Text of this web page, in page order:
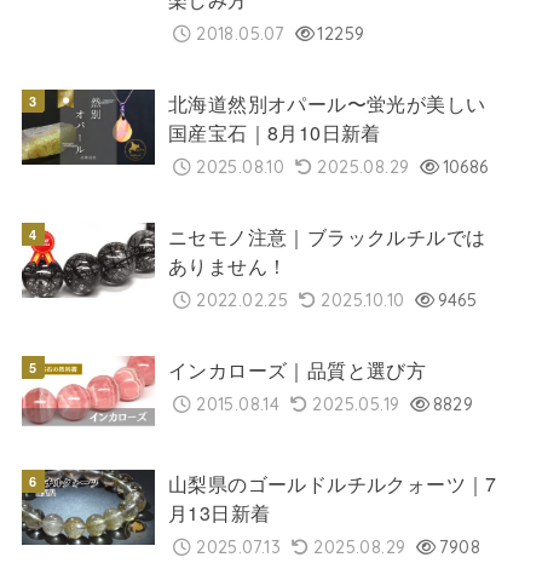
2018.05.07 12259
北海道然別オパール〜蛍光が美しい
国産宝石｜8月10日新着
2025.08.10 2025.08.29 10686
ニセモノ注意｜ブラックルチルでは
ありません！
2022.02.25 2025.10.10 9465
インカローズ｜品質と選び方
2015.08.14 2025.05.19 8829
山梨県のゴールドルチルクォーツ｜7
月13日新着
2025.07.13 2025.08.29 7908